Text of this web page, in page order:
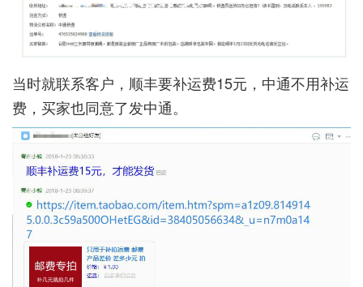
当时就联系客户，顺丰要补运费15元，中通不用补运
费，买家也同意了发中通。